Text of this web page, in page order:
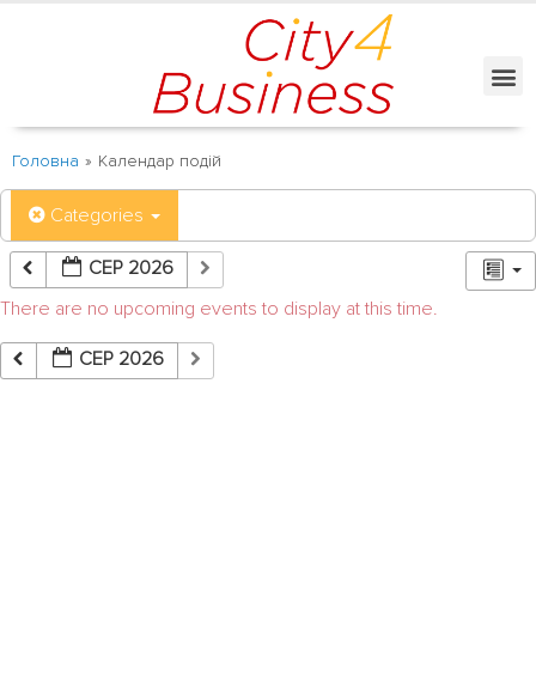
Головна » Календар подій
Categories
СЕР 2026
There are no upcoming events to display at this time.
СЕР 2026